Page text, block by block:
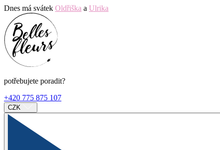
Dnes má svátek Oldřiška a Ulrika
potřebujete poradit?
+420 775 875 107
CZK